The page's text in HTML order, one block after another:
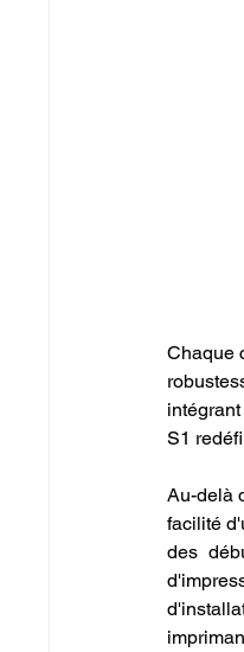
Chaque
S1
Au-delà
facilité
des